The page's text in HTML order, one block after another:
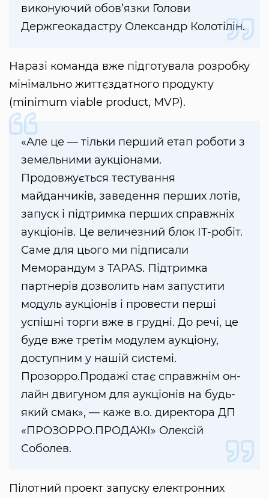
виконуючий обов’язки Голови
Держгеокадастру Олександр Колотілін.
Наразі команда вже підготувала розробку
мінімально життєздатного продукту
(minimum viable product, MVP).
«Але це — тільки перший етап роботи з
земельними аукціонами.
Продовжується тестування
майданчиків, заведення перших лотів,
запуск і підтримка перших справжніх
аукціонів. Це величезний блок ІТ-робіт.
Саме для цього ми підписали
Меморандум з TAPAS. Підтримка
партнерів дозволить нам запустити
модуль аукціонів і провести перші
успішні торги вже в грудні. До речі, це
буде вже третім модулем аукціону,
доступним у нашій системі.
Прозорро.Продажі стає справжнім он-
лайн двигуном для аукціонів на будь-
який смак», — каже в.о. директора ДП
«ПРОЗОРРО.ПРОДАЖІ» Олексій
Соболев.
Пілотний проект запуску електронних